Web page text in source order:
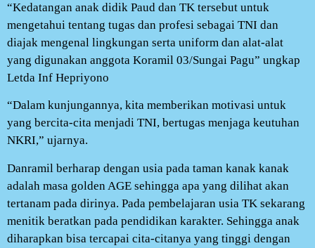
“Kedatangan anak didik Paud dan TK tersebut untuk
mengetahui tentang tugas dan profesi sebagai TNI dan
diajak mengenal lingkungan serta uniform dan alat-alat
yang digunakan anggota Koramil 03/Sungai Pagu” ungkap
Letda Inf Hepriyono
“Dalam kunjungannya, kita memberikan motivasi untuk
yang bercita-cita menjadi TNI, bertugas menjaga keutuhan
NKRI,” ujarnya.
Danramil berharap dengan usia pada taman kanak kanak
adalah masa golden AGE sehingga apa yang dilihat akan
tertanam pada dirinya. Pada pembelajaran usia TK sekarang
menitik beratkan pada pendidikan karakter. Sehingga anak
diharapkan bisa tercapai cita-citanya yang tinggi dengan